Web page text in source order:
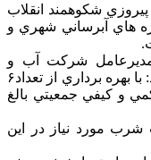
يوم الله ٢٢ بهمن و پيروزي شكوهمند انقلاب
هاي آبرساني شهري و
شركت آب و
فاضلاب اهواز با بيان این مطلب اظهار كرد: با بهره برداري از تعداد۶
و كيفي جمعيتي بالغ
شرب مورد نياز در اين